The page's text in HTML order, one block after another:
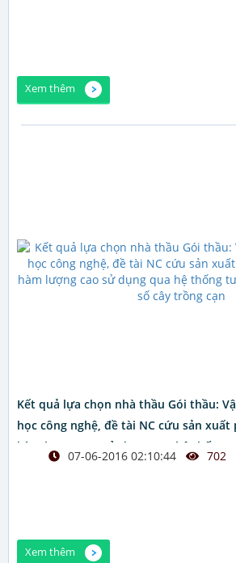
Xem thêm
Kết quả lựa chọn nhà thầu Gói thầu:
học công nghệ, đề tài NC cứu sản
hàm lượng cao sử dụng qua hệ thống
một số cây trồng cạn
07-06-2016 02:10:44 702
Xem thêm